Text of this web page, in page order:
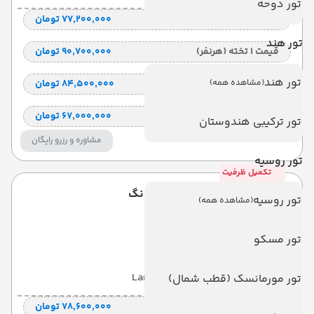
تور دوحه
تور هند
تور هند(مشاهده همه)
تور ترکیبی هندوستان
تور روسیه
تور روسیه(مشاهده همه)
تور مسکو
تور مورمانسک (قطب شمال)
۷۷٬۲۰۰٬۰۰۰ تومان
قیمت 1 تخته (هرنفر) ۹۰٬۷۰۰٬۰۰۰ تومان
قیمت کودک با تخت (هر نفر) ۸۴٬۵۰۰٬۰۰۰ تومان
قیمت کودک بدون تخت (هرنفر) ۶۷٬۰۰۰٬۰۰۰ تومان
مشاوره و رزرو رایگان
تکمیل ظرفیت
هتل لا وینتیج پاتونگ
با صبحانه(BB) 7 شب Land View
۷۸٬۶۰۰٬۰۰۰ تومان